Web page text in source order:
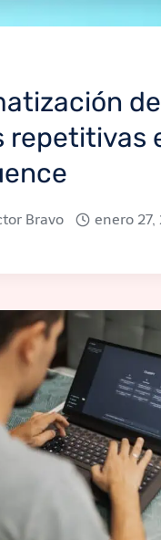
de
repetitivas
Bravo enero 27,